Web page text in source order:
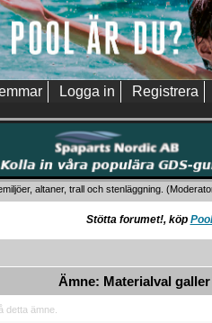
Logga in Registrera
altaner, trall och stenläggning.
Stötta forumet!, köp
Ämne: Materialval
detta ämne.